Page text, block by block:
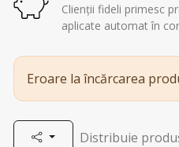
Clienții fideli primesc
aplicate automat în
Eroare la încărcarea
Distribuie